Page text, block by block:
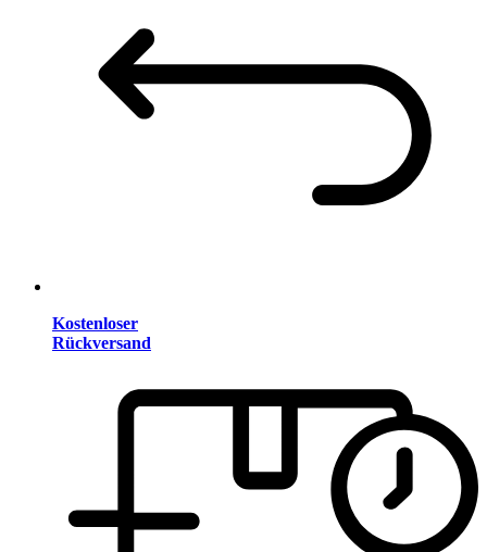
Kostenloser
Rückversand